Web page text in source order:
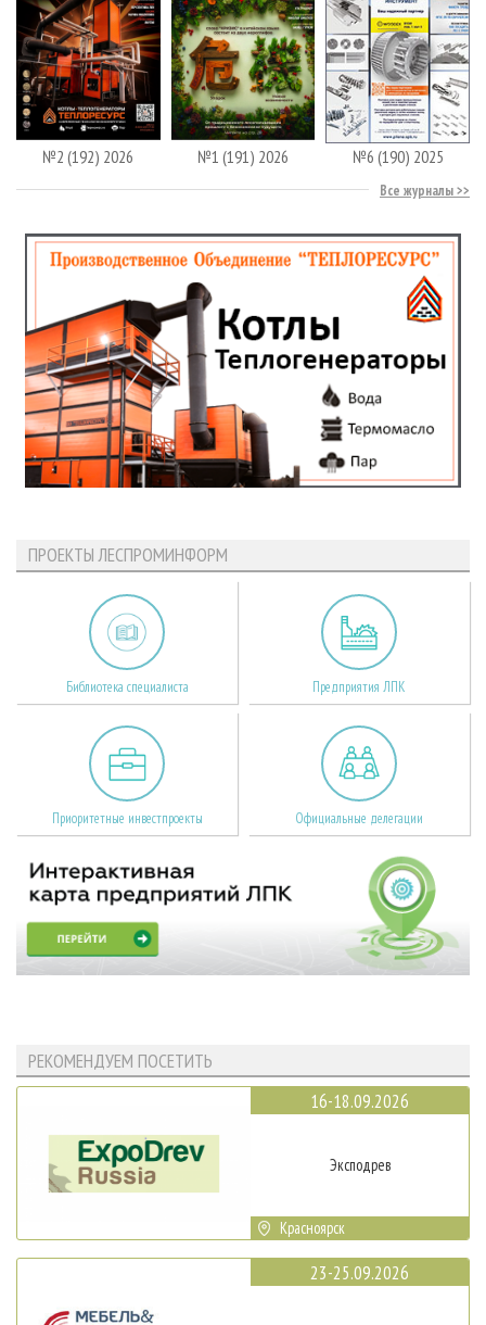
№2 (192) 2026 №1 (191) 2026 №6 (190) 2025
Все журналы
ПРОЕКТЫ ЛЕСПРОМИНФОРМ
Библиотека специалиста Предприятия ЛПК
Приоритетные инвестпроекты Официальные делегации
РЕКОМЕНДУЕМ ПОСЕТИТЬ
16-18.09.2026
Эксподрев
Красноярск
23-25.09.2026